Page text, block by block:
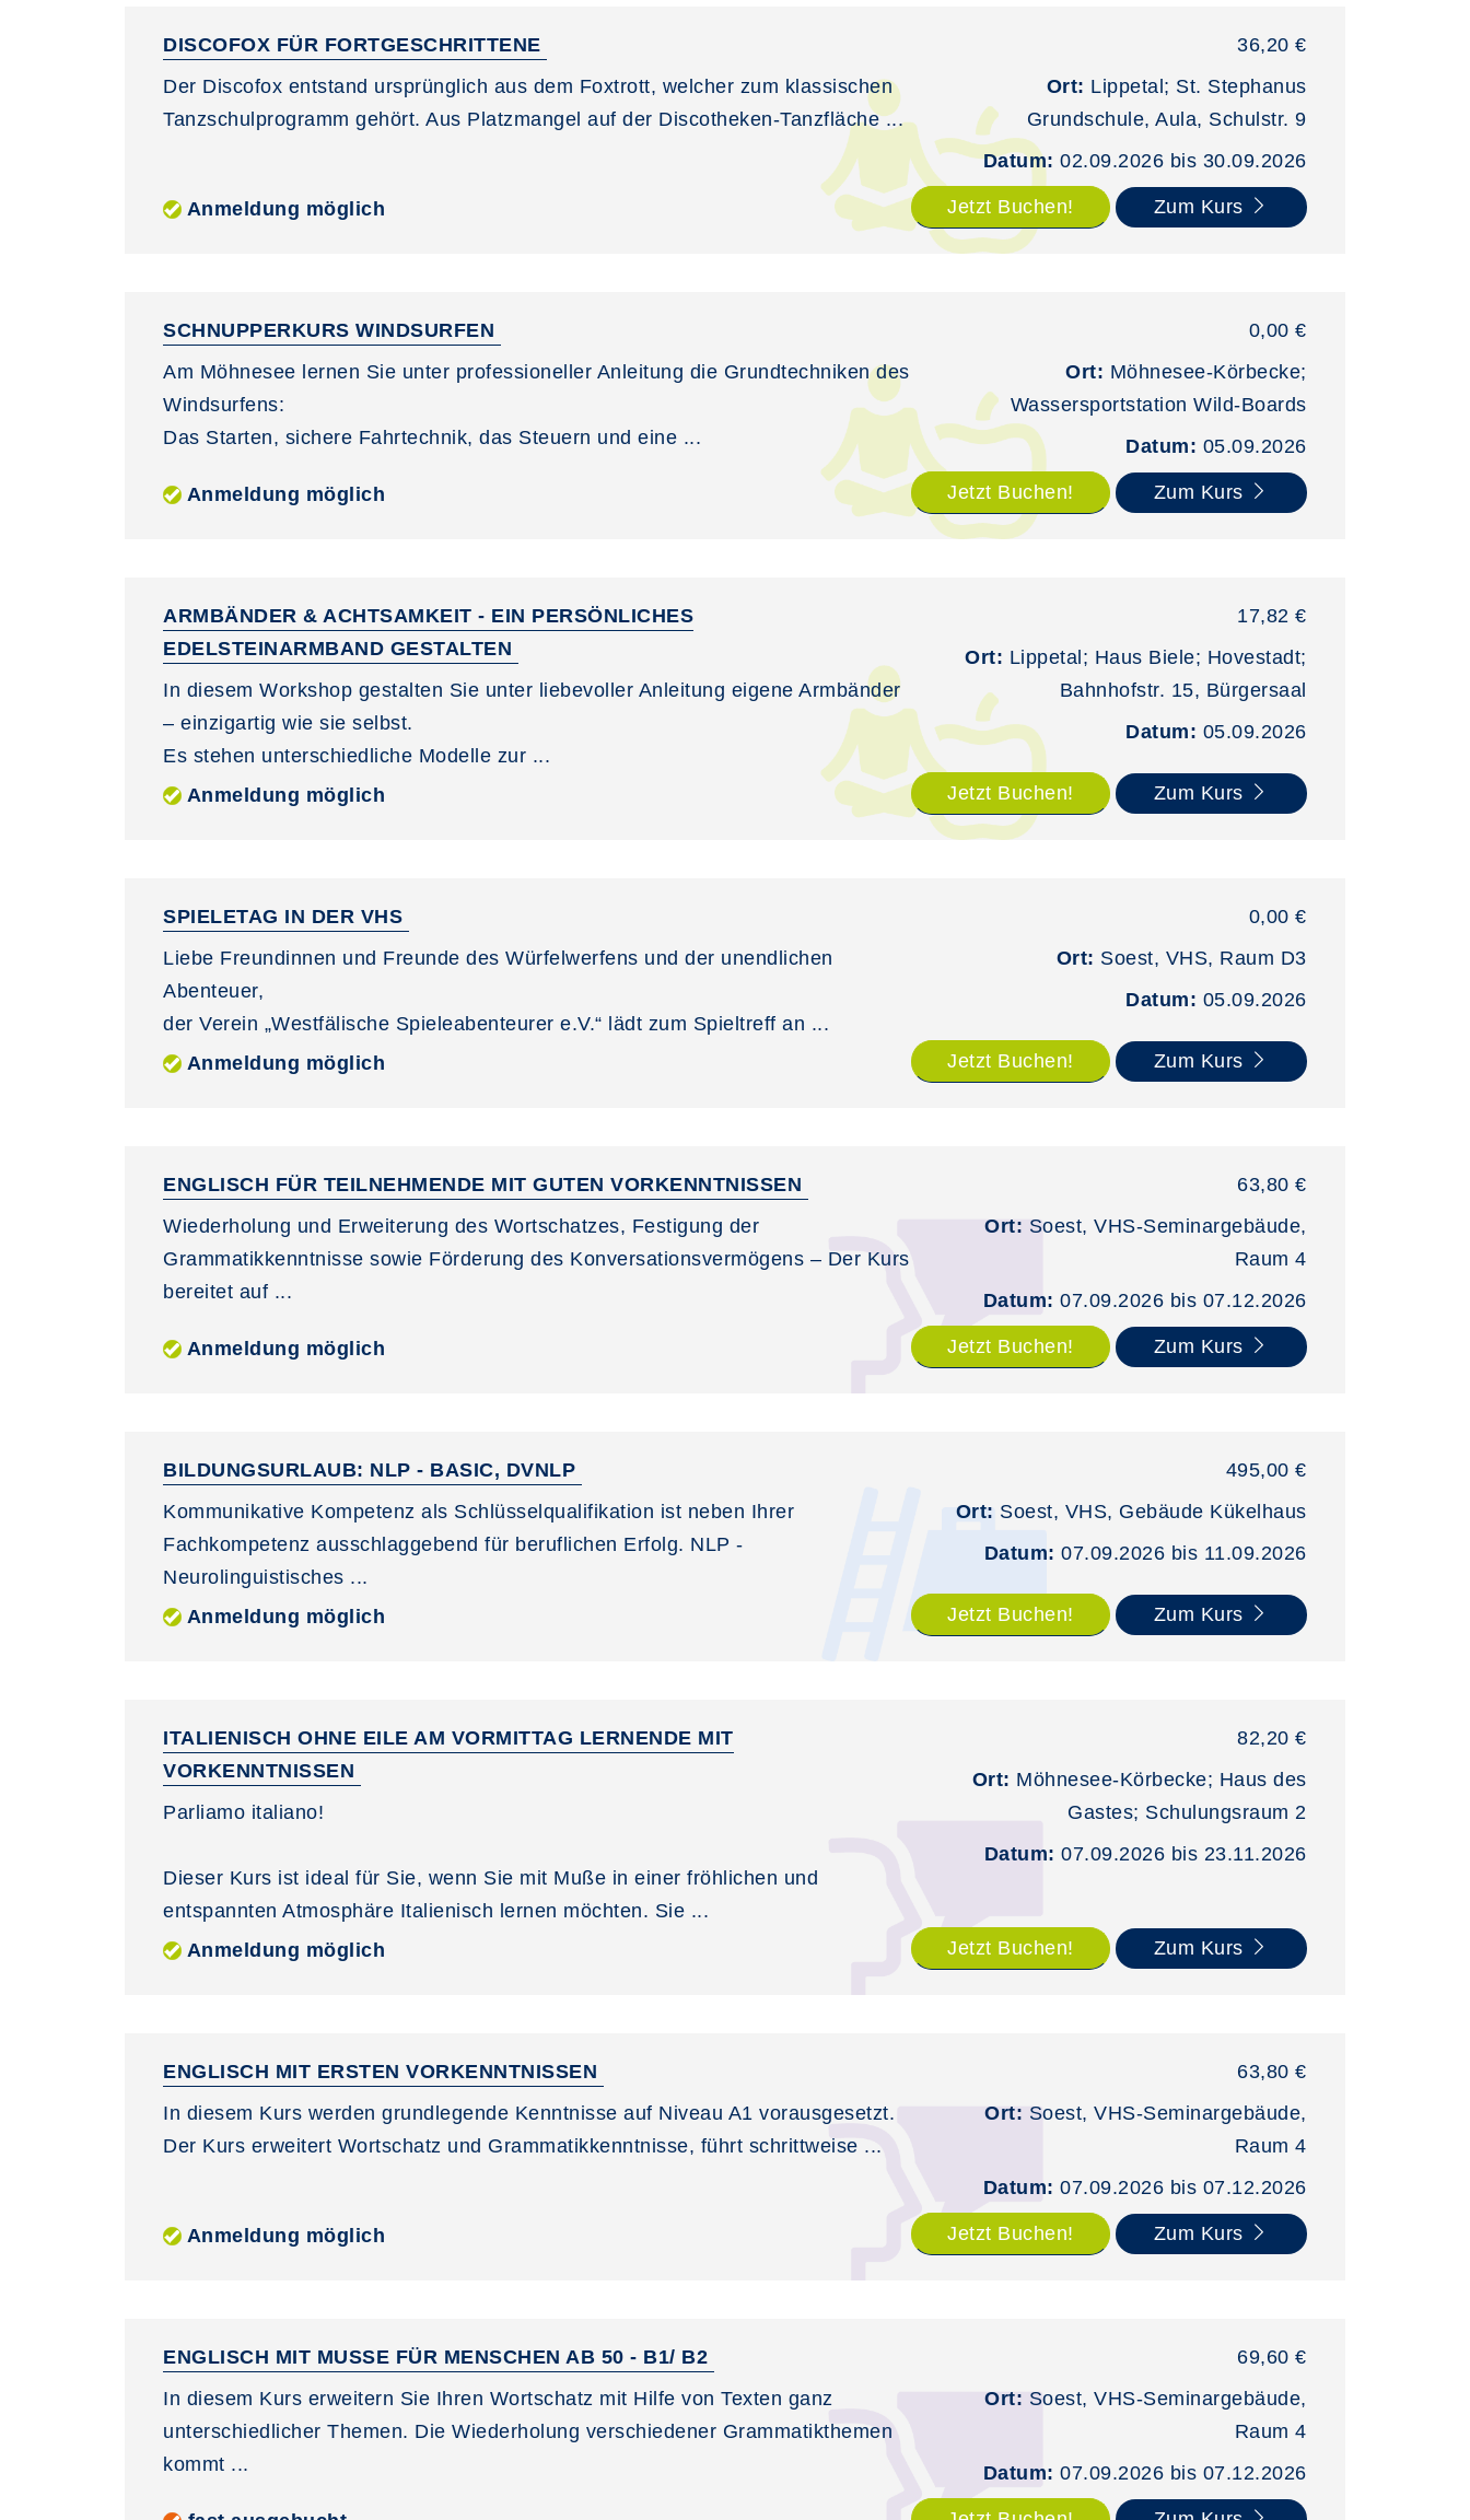
DISCOFOX FÜR FORTGESCHRITTENE
Der Discofox entstand ursprünglich aus dem Foxtrott, welcher zum klassischen
Tanzschulprogramm gehört. Aus Platzmangel auf der Discotheken-Tanzfläche ...
36,20 €
Ort: Lippetal; St. Stephanus
Grundschule, Aula, Schulstr. 9
Datum: 02.09.2026 bis 30.09.2026
Anmeldung möglich Jetzt Buchen! Zum Kurs
SCHNUPPERKURS WINDSURFEN
Am Möhnesee lernen Sie unter professioneller Anleitung die Grundtechniken des
Windsurfens:
Das Starten, sichere Fahrtechnik, das Steuern und eine ...
0,00 €
Ort: Möhnesee-Körbecke;
Wassersportstation Wild-Boards
Datum: 05.09.2026
Anmeldung möglich Jetzt Buchen! Zum Kurs
ARMBÄNDER & ACHTSAMKEIT - EIN PERSÖNLICHES
EDELSTEINARMBAND GESTALTEN
In diesem Workshop gestalten Sie unter liebevoller Anleitung eigene Armbänder
– einzigartig wie sie selbst.
Es stehen unterschiedliche Modelle zur ...
17,82 €
Ort: Lippetal; Haus Biele; Hovestadt;
Bahnhofstr. 15, Bürgersaal
Datum: 05.09.2026
Anmeldung möglich Jetzt Buchen! Zum Kurs
SPIELETAG IN DER VHS
Liebe Freundinnen und Freunde des Würfelwerfens und der unendlichen
Abenteuer,
der Verein „Westfälische Spieleabenteurer e.V.“ lädt zum Spieltreff an ...
0,00 €
Ort: Soest, VHS, Raum D3
Datum: 05.09.2026
Anmeldung möglich Jetzt Buchen! Zum Kurs
ENGLISCH FÜR TEILNEHMENDE MIT GUTEN VORKENNTNISSEN
Wiederholung und Erweiterung des Wortschatzes, Festigung der
Grammatikkenntnisse sowie Förderung des Konversationsvermögens – Der Kurs
bereitet auf ...
63,80 €
Ort: Soest, VHS-Seminargebäude,
Raum 4
Datum: 07.09.2026 bis 07.12.2026
Anmeldung möglich Jetzt Buchen! Zum Kurs
BILDUNGSURLAUB: NLP - BASIC, DVNLP
Kommunikative Kompetenz als Schlüsselqualifikation ist neben Ihrer
Fachkompetenz ausschlaggebend für beruflichen Erfolg. NLP -
Neurolinguistisches ...
495,00 €
Ort: Soest, VHS, Gebäude Kükelhaus
Datum: 07.09.2026 bis 11.09.2026
Anmeldung möglich Jetzt Buchen! Zum Kurs
ITALIENISCH OHNE EILE AM VORMITTAG LERNENDE MIT
VORKENNTNISSEN
Parliamo italiano!
Dieser Kurs ist ideal für Sie, wenn Sie mit Muße in einer fröhlichen und
entspannten Atmosphäre Italienisch lernen möchten. Sie ...
82,20 €
Ort: Möhnesee-Körbecke; Haus des
Gastes; Schulungsraum 2
Datum: 07.09.2026 bis 23.11.2026
Anmeldung möglich Jetzt Buchen! Zum Kurs
ENGLISCH MIT ERSTEN VORKENNTNISSEN
In diesem Kurs werden grundlegende Kenntnisse auf Niveau A1 vorausgesetzt.
Der Kurs erweitert Wortschatz und Grammatikkenntnisse, führt schrittweise ...
63,80 €
Ort: Soest, VHS-Seminargebäude,
Raum 4
Datum: 07.09.2026 bis 07.12.2026
Anmeldung möglich Jetzt Buchen! Zum Kurs
ENGLISCH MIT MUSSE FÜR MENSCHEN AB 50 - B1/ B2
In diesem Kurs erweitern Sie Ihren Wortschatz mit Hilfe von Texten ganz
unterschiedlicher Themen. Die Wiederholung verschiedener Grammatikthemen
kommt ...
69,60 €
Ort: Soest, VHS-Seminargebäude,
Raum 4
Datum: 07.09.2026 bis 07.12.2026